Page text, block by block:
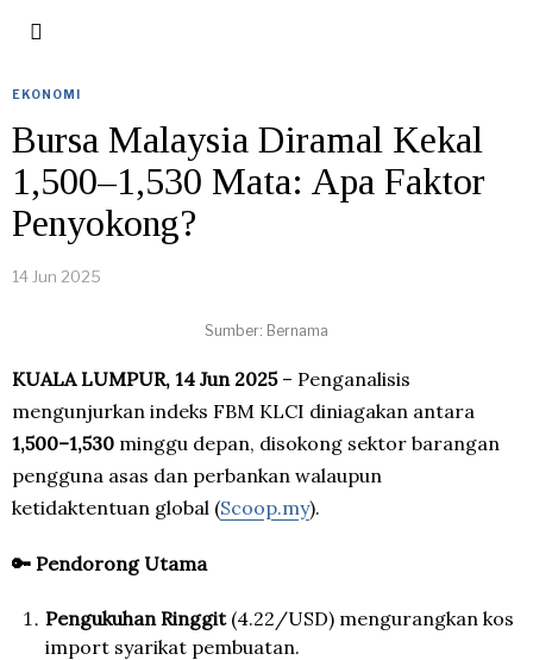
EKONOMI
Bursa Malaysia Diramal Kekal
1,500–1,530 Mata: Apa Faktor
Penyokong?
14 Jun 2025
Sumber: Bernama
KUALA LUMPUR, 14 Jun 2025– Penganalisis
mengunjurkan indeks FBM KLCI diniagakan antara
1,500–1,530 minggu depan, disokong sektor barangan
pengguna asas dan perbankan walaupun
ketidaktentuan global (Scoop.my).
🔑 Pendorong Utama
Pengukuhan Ringgit(4.22/USD) mengurangkan kos
import syarikat pembuatan.